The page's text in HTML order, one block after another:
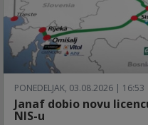
PONEDELJAK, 03.08.2026 | 16:53
Janaf dobio novu
NIS-u